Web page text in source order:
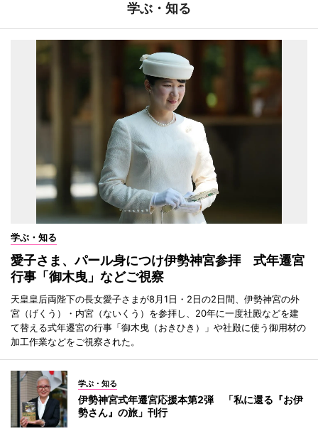
学ぶ・知る
学ぶ・知る
愛子さま、パール身につけ伊勢神宮参拝 式年遷宮
行事「御木曳」などご視察
天皇皇后両陛下の長女愛子さまが8月1日・2日の2日間、伊勢神宮の外
宮（げくう）・内宮（ないくう）を参拝し、20年に一度社殿などを建
て替える式年遷宮の行事「御木曳（おきひき）」や社殿に使う御用材の
加工作業などをご視察された。
学ぶ・知る
伊勢神宮式年遷宮応援本第2弾 「私に還る『お伊
勢さん』の旅」刊行